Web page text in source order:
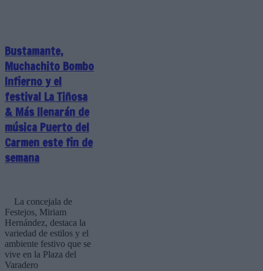
Bustamante,
Muchachito Bombo
Infierno y el
festival La Tiñosa
& Más llenarán de
música Puerto del
Carmen este fin de
semana
La concejala de
Festejos, Miriam
Hernández, destaca la
variedad de estilos y el
ambiente festivo que se
vive en la Plaza del
Varadero